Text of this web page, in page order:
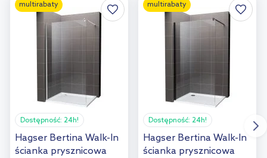
multirabaty
Dostępność: 24h!
Hagser Bertina Walk-In
ścianka prysznicowa
multirabaty
Dostępność: 24h!
Hagser Bertina Walk-In
ścianka prysznicowa